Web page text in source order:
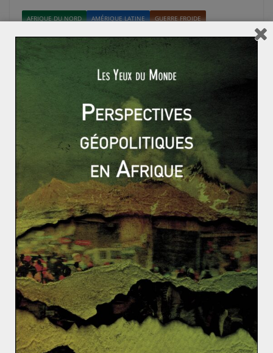
AFRIQUE DU NORD AMÉRIQUE LATINE GUERRE FROIDE
Agathe Mallégol 23 février 2026 0 Comments
Cuba et l’Algérie : une alliance forgée dans
la révolution
Pour Cuba, l’Algérie fut son « premier amour » en
Afrique dès le début des années 1960. Ce lien, tissé
Read More
AFRIQUE RUSSIE ET ESPACES POST-SOVIÉTIQUES